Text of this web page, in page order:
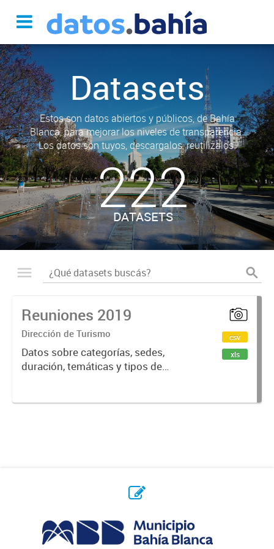
Datasets
Estos son datos abiertos y públicos, de Bahía
Blanca, para mejorar los niveles de transparencia.
Los datos son tuyos, descargalos, reutilizalos.
222
DATASETS
Reuniones 2019
Dirección de Turismo
Datos sobre categorías, sedes,
duración, temáticas y tipos de
csv
xls